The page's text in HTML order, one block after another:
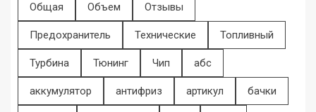
Общая Объем Отзывы
Предохранитель Технические Топливный
Турбина Тюнинг Чип абс
аккумулятор антифриз артикул бачки